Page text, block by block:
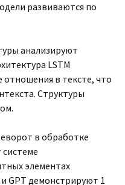
развиваются по
анализируют
LSTM
в тексте, что
Структуры
в обработке
элементах
GPT демонстрируют 1